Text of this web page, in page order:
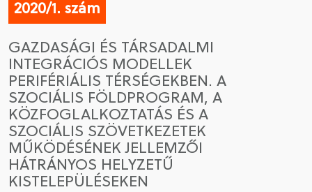
2020/1. szám
GAZDASÁGI ÉS TÁRSADALMI
INTEGRÁCIÓS MODELLEK
PERIFÉRIÁLIS TÉRSÉGEKBEN. A
SZOCIÁLIS FÖLDPROGRAM, A
KÖZFOGLALKOZTATÁS ÉS A
SZOCIÁLIS SZÖVETKEZETEK
MŰKÖDÉSÉNEK JELLEMZŐI
HÁTRÁNYOS HELYZETŰ
KISTELEPÜLÉSEKEN